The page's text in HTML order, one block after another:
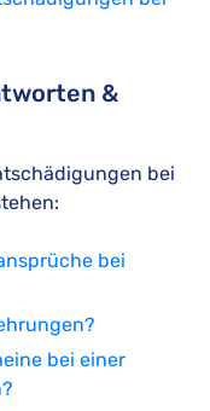
&
bei
bei
bei einer